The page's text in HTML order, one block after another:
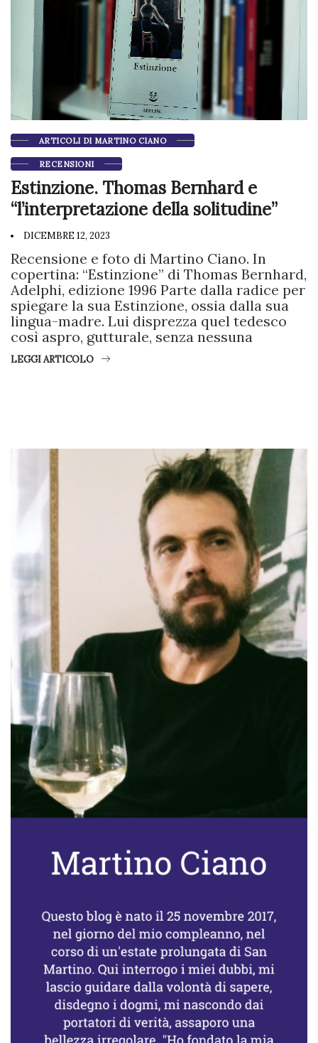
ARTICOLI DI MARTINO CIANO
RECENSIONI
Estinzione. Thomas Bernhard e
“l’interpretazione della solitudine”
DICEMBRE 12, 2023
Recensione e foto di Martino Ciano. In
copertina: “Estinzione” di Thomas Bernhard,
Adelphi, edizione 1996 Parte dalla radice per
spiegare la sua Estinzione, ossia dalla sua
lingua-madre. Lui disprezza quel tedesco
così aspro, gutturale, senza nessuna
LEGGI ARTICOLO